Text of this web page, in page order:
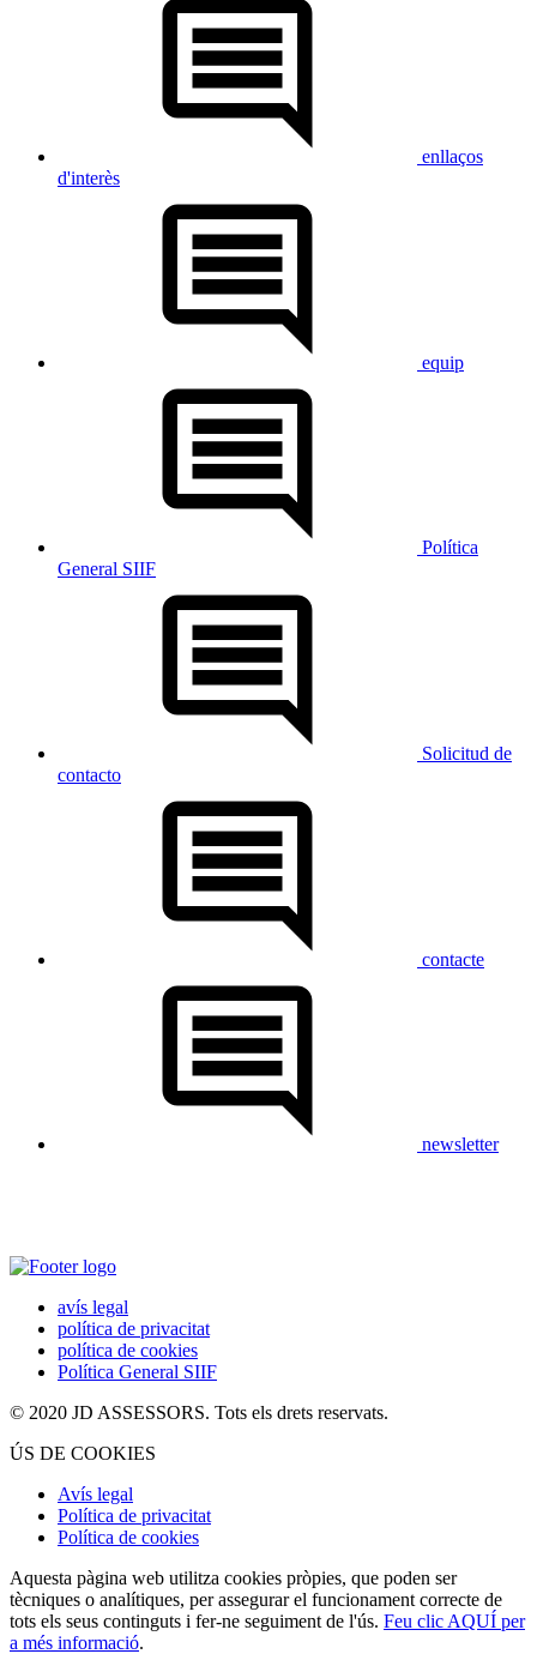
enllaços
d'interès
equip
Política
General SIIF
Solicitud de
contacto
contacte
newsletter
avís legal
política de privacitat
política de cookies
Política General SIIF
© 2020 JD ASSESSORS. Tots els drets reservats.
ÚS DE COOKIES
Avís legal
Política de privacitat
Política de cookies
Aquesta pàgina web utilitza cookies pròpies, que poden ser
tècniques o analítiques, per assegurar el funcionament correcte de
tots els seus continguts i fer-ne seguiment de l'ús. Feu clic AQUÍ per
a més informació.